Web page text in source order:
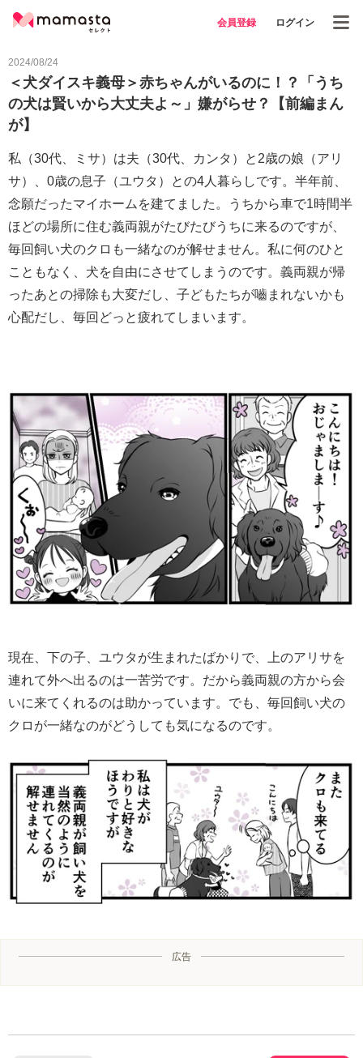
会員登録 ログイン
2024/08/24
＜犬ダイスキ義母＞赤ちゃんがいるのに！？「うち
の犬は賢いから大丈夫よ～」嫌がらせ？【前編まん
が】
私（30代、ミサ）は夫（30代、カンタ）と2歳の娘（アリ
サ）、0歳の息子（ユウタ）との4人暮らしです。半年前、
念願だったマイホームを建てました。うちから車で1時間半
ほどの場所に住む義両親がたびたびうちに来るのですが、
毎回飼い犬のクロも一緒なのが解せません。私に何のひと
こともなく、犬を自由にさせてしまうのです。義両親が帰
ったあとの掃除も大変だし、子どもたちが嚙まれないかも
心配だし、毎回どっと疲れてしまいます。
現在、下の子、ユウタが生まれたばかりで、上のアリサを
連れて外へ出るのは一苦労です。だから義両親の方から会
いに来てくれるのは助かっています。でも、毎回飼い犬の
クロが一緒なのがどうしても気になるのです。
広告